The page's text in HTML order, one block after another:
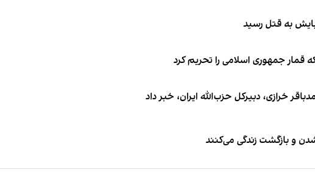
به قتل رسید
قمار جمهوری اسلامی را تحریم کرد
خرازی، دبیر‌کل حزب‌الله ایران، خبر داد
و بازگشت زندگی می‌کنند